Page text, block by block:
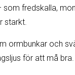
som fredskalla,
starkt.
ormbunkar och
för att må bra.